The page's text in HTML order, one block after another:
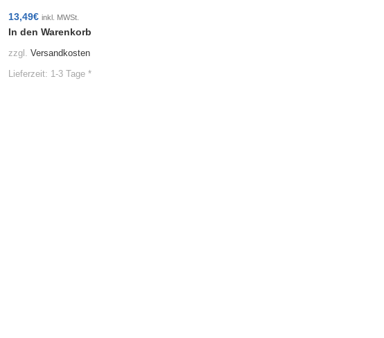
13,49€ inkl. MWSt.
In den Warenkorb
zzgl. Versandkosten
Lieferzeit: 1-3 Tage *